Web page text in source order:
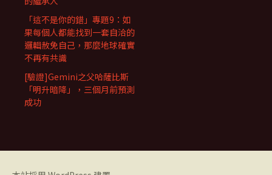
「這不是你的錯」專題9：如
果每個人都能找到一套自洽的
邏輯赦免自己，那麼地球確實
不再有共識
[驗證]Gemini之父哈薩比斯
「明升暗降」，三個月前預測
成功